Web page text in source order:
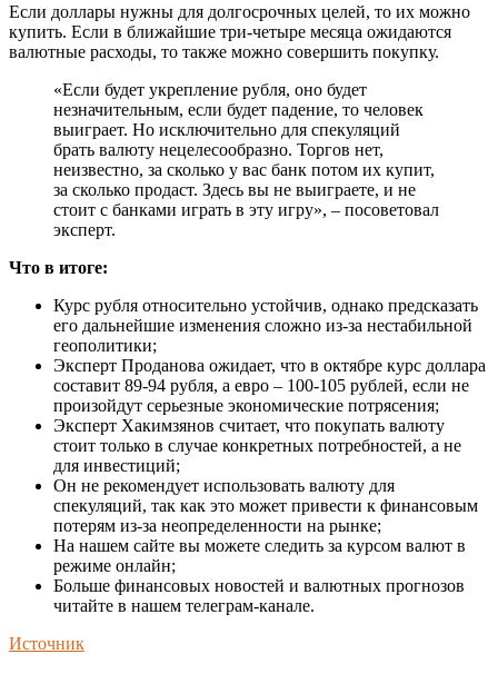
Если доллары нужны для долгосрочных целей, то их можно
купить. Если в ближайшие три-четыре месяца ожидаются
валютные расходы, то также можно совершить покупку.
«Если будет укрепление рубля, оно будет
незначительным, если будет падение, то человек
выиграет. Но исключительно для спекуляций
брать валюту нецелесообразно. Торгов нет,
неизвестно, за сколько у вас банк потом их купит,
за сколько продаст. Здесь вы не выиграете, и не
стоит с банками играть в эту игру», – посоветовал
эксперт.
Что в итоге:
Курс рубля относительно устойчив, однако предсказать
его дальнейшие изменения сложно из-за нестабильной
геополитики;
Эксперт Проданова ожидает, что в октябре курс доллара
составит 89-94 рубля, а евро – 100-105 рублей, если не
произойдут серьезные экономические потрясения;
Эксперт Хакимзянов считает, что покупать валюту
стоит только в случае конкретных потребностей, а не
для инвестиций;
Он не рекомендует использовать валюту для
спекуляций, так как это может привести к финансовым
потерям из-за неопределенности на рынке;
На нашем сайте вы можете следить за курсом валют в
режиме онлайн;
Больше финансовых новостей и валютных прогнозов
читайте в нашем телеграм-канале.
Источник